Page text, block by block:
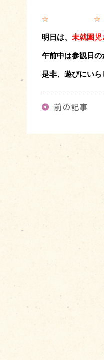
☆
明日は、 未就園児
午前中は参観日
是非、遊びにい